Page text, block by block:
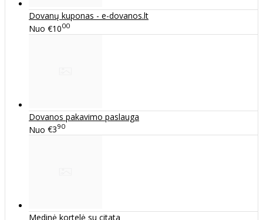
Dovanų kuponas - e-dovanos.lt
Nuo €1000
Dovanos pakavimo paslauga
Nuo €390
Medinė kortelė su citata